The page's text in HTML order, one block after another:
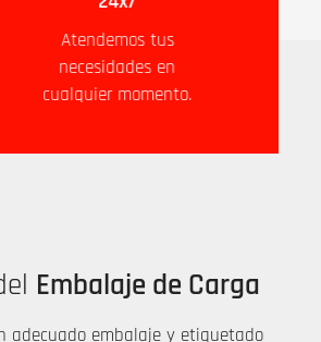
Atendemos tus
necesidades en
cualquier momento.
Embalaje de Carga
adecuado embalaje y etiquetado